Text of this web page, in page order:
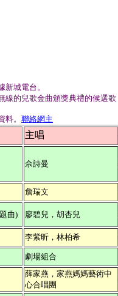
城電台。
的兒歌金曲頒獎典禮的候選歌
。 聯絡網主
主唱
佘詩曼
詹瑞文
曲) 廖碧兒，胡杏兒
李紫昕，林柏希
劇場組合
薛家燕，家燕媽媽藝術中
心合唱團